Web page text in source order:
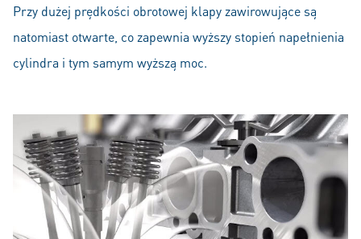
Przy dużej prędkości obrotowej klapy zawirowujące są
natomiast otwarte, co zapewnia wyższy stopień napełnienia
cylindra i tym samym wyższą moc.